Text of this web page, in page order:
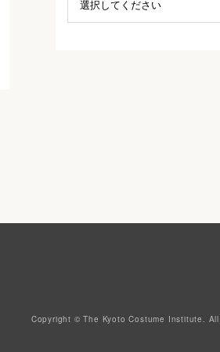
Copyright © The Kyoto Costume Institute.